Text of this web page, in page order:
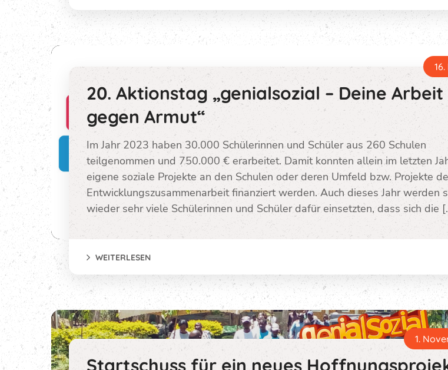
20. Aktionstag „genialsozial – Deine Arbeit
gegen Armut“
Im Jahr 2023 haben 30.000 Schülerinnen und Schüler aus 260 Schulen
teilgenommen und 750.000 € erarbeitet. Damit konnten allein im letzten
eigene soziale Projekte an den Schulen oder deren Umfeld bzw. Projekte
Entwicklungszusammenarbeit finanziert werden. Auch dieses Jahr werden
wieder sehr viele Schülerinnen und Schüler dafür einsetzten, dass sich die
WEITERLESEN
1.
Startschuss für ein neues